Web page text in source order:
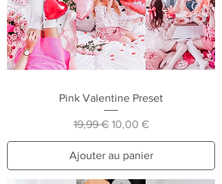
Pink Valentine Preset
Prix original
19,99 € Prix promotionnel
10,00 €
Ajouter au panier